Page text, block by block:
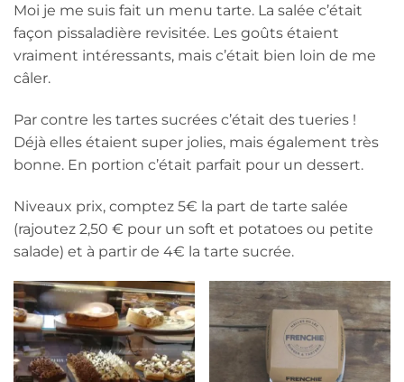
Moi je me suis fait un menu tarte. La salée c’était
façon pissaladière revisitée. Les goûts étaient
vraiment intéressants, mais c’était bien loin de me
câler.
Par contre les tartes sucrées c’était des tueries !
Déjà elles étaient super jolies, mais également très
bonne. En portion c’était parfait pour un dessert.
Niveaux prix, comptez 5€ la part de tarte salée
(rajoutez 2,50 € pour un soft et potatoes ou petite
salade) et à partir de 4€ la tarte sucrée.